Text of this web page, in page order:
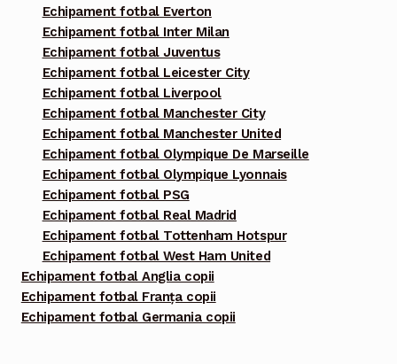
Echipament fotbal Everton
Echipament fotbal Inter Milan
Echipament fotbal Juventus
Echipament fotbal Leicester City
Echipament fotbal Liverpool
Echipament fotbal Manchester City
Echipament fotbal Manchester United
Echipament fotbal Olympique De Marseille
Echipament fotbal Olympique Lyonnais
Echipament fotbal PSG
Echipament fotbal Real Madrid
Echipament fotbal Tottenham Hotspur
Echipament fotbal West Ham United
Echipament fotbal Anglia copii
Echipament fotbal Franța copii
Echipament fotbal Germania copii